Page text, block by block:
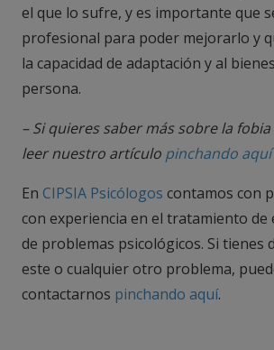
el que lo sufre, y es importante que
profesional para poder mejorarlo y
la capacidad de adaptación y al
persona.
– Si quieres saber más sobre la
leer nuestro artículo pinchando aquí
En CIPSIA Psicólogos contamos con
con experiencia en el tratamiento de
de problemas psicológicos. Si tienes
este o cualquier otro problema,
contactarnos pinchando aquí.